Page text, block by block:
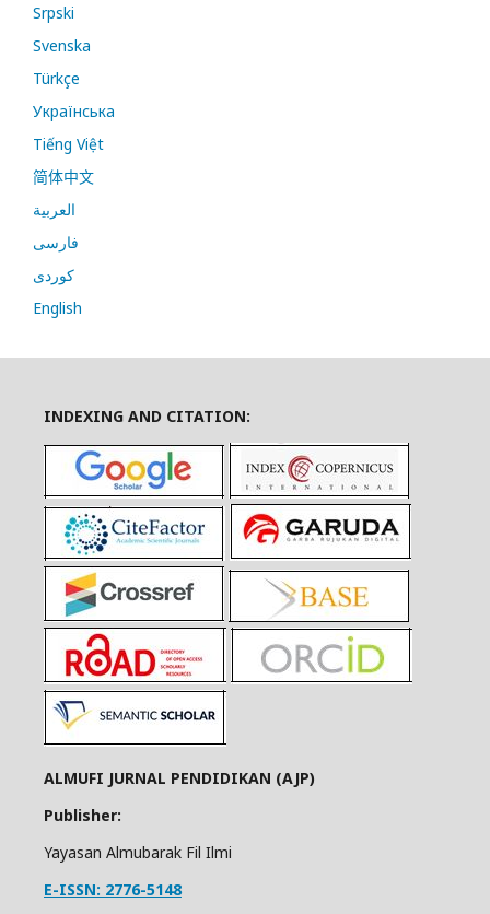
Srpski
Svenska
Türkçe
Українська
Tiếng Việt
简体中文
العربية
فارسی
کوردی
English
INDEXING AND CITATION:
ALMUFI JURNAL PENDIDIKAN (AJP)
Publisher:
Yayasan Almubarak Fil Ilmi
E-ISSN: 2776-5148